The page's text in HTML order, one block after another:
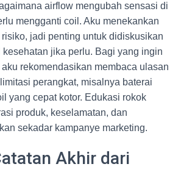
airflow mengubah sensasi di
mengganti coil. Aku menekankan
jadi penting untuk didiskusikan
jika perlu. Bagi yang ingin
rekomendasikan membaca ulasan
perangkat, misalnya baterai
yang cepat kotor. Edukasi rokok
produk, keselamatan, dan
sekadar kampanye marketing.
Akhir dari